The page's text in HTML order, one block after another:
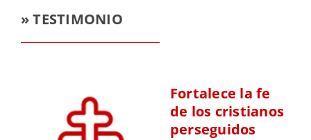
» TESTIMONIO
Fortalece la fe
de los cristianos
perseguidos